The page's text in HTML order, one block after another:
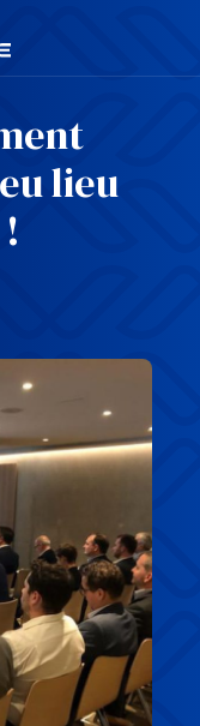
lieu